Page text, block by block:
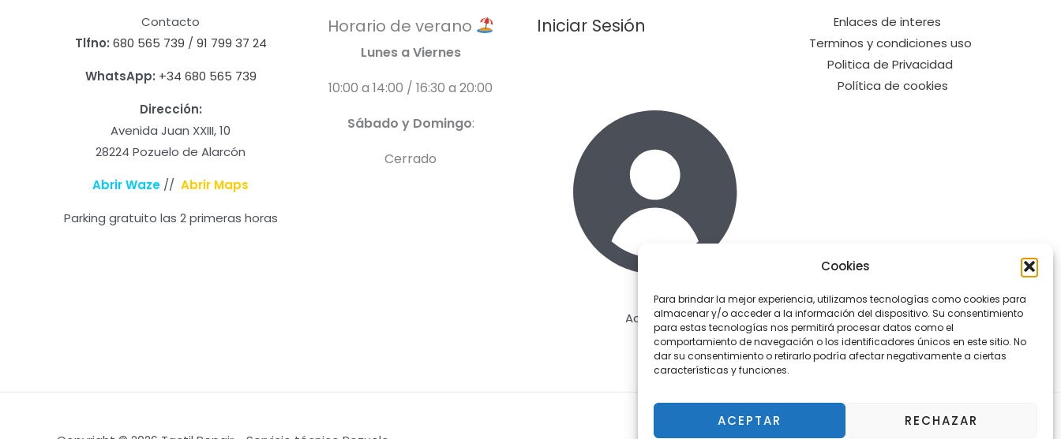
Cookies
Para brindar la mejor experiencia, utilizamos tecnologías como cookies para
almacenar y/o acceder a la información del dispositivo. Su consentimiento
para estas tecnologías nos permitirá procesar datos como el
comportamiento de navegación o los identificadores únicos en este sitio. No
dar su consentimiento o retirarlo podría afectar negativamente a ciertas
características y funciones.
ACEPTAR RECHAZAR
Contacto
Tlfno: 680 565 739 / 91 799 37 24
WhatsApp: +34 680 565 739
Dirección:
Avenida Juan XXIII, 10
28224 Pozuelo de Alarcón
Abrir Waze //Abrir Maps
Parking gratuito las 2 primeras horas
Horario de verano
Lunes a Viernes
10:00 a 14:00 / 16:30 a 20:00
Sábado y Domingo:
Cerrado
Iniciar Sesión
Acceder
Enlaces de interes
Terminos y condiciones uso
Politica de Privacidad
Política de cookies